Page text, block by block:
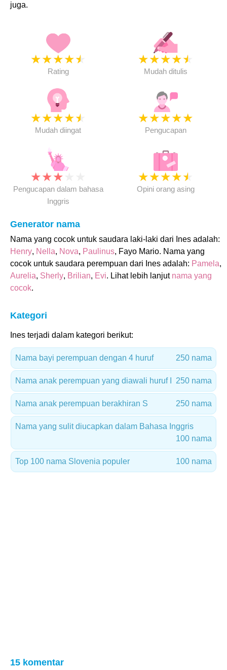
juga.
★★★★★
Rating
★★★★★
Mudah ditulis
★★★★★
Mudah diingat
★★★★★
Pengucapan
★★★
Pengucapan dalam bahasa
Inggris
★★★★★
Opini orang asing
Generator nama
Nama yang cocok untuk saudara laki-laki dari Ines adalah:
Henry, Nella, Nova, Paulinus, Fayo Mario. Nama yang
cocok untuk saudara perempuan dari Ines adalah: Pamela,
Aurelia, Sherly, Brilian, Evi. Lihat lebih lanjut nama yang
cocok.
Kategori
Ines terjadi dalam kategori berikut:
Nama bayi perempuan dengan 4 huruf 250 nama
Nama anak perempuan yang diawali huruf I 250 nama
Nama anak perempuan berakhiran S 250 nama
Nama yang sulit diucapkan dalam Bahasa Inggris
100 nama
Top 100 nama Slovenia populer 100 nama
15 komentar